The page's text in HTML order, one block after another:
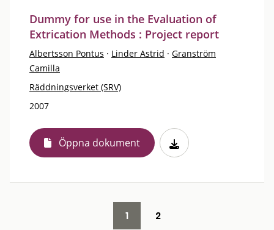
Dummy for use in the Evaluation of
Extrication Methods : Project report
Albertsson Pontus · Linder Astrid · Granström
Camilla
Räddningsverket (SRV)
2007
Öppna dokument
1 2